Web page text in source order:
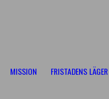
MISSION
FRISTADENS LÄGER